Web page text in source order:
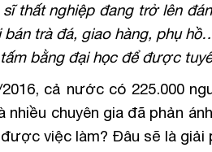
thất nghiệp đang trở lên
trà đá, giao hàng, phụ
bằng đại học để được
cả nước có 225.000
nhiều chuyên gia đã phản
việc làm? Đâu sẽ là